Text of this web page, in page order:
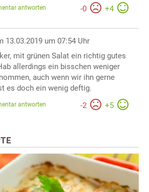
-0 +4
antworten
13.03.2019 um 07:54 Uhr
mit grünen Salat ein richtig gutes
allerdings ein bisschen weniger
auch wenn wir ihn gerne
es doch ein wenig deftig.
-2 +5
antworten